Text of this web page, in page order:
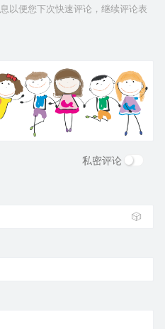
以便您下次快速评论，继续评论表
私密评论
🎲